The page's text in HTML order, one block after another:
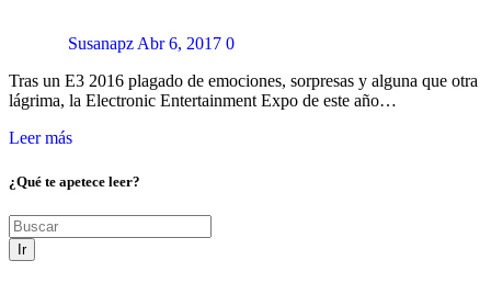
SusanapzAbr 6, 2017 0
Tras un E3 2016 plagado de emociones, sorpresas y alguna que otra
lágrima, la Electronic Entertainment Expo de este año…
Leer más
¿Qué te apetece leer?
Ir